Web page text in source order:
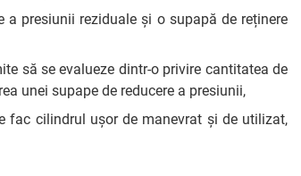
a presiunii reziduale și o supapă de reținere
să se evalueze dintr-o privire cantitatea de
unei supape de reducere a presiunii,
fac cilindrul ușor de manevrat și de utilizat,